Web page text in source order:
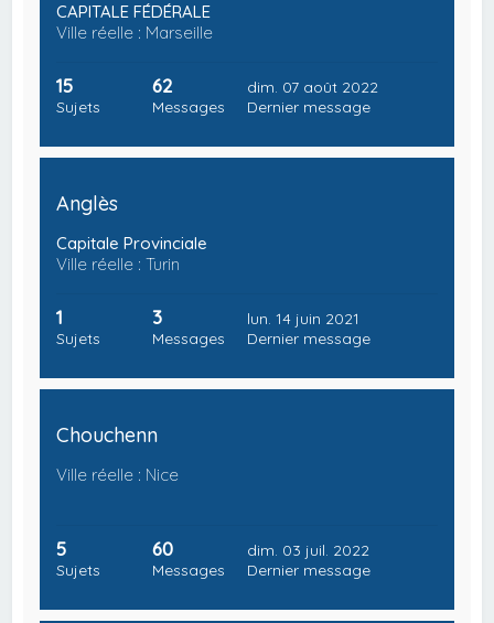
CAPITALE FÉDÉRALE
Ville réelle : Marseille
15
Sujets
62
Messages
dim. 07 août 2022
Dernier message
Anglès
Capitale Provinciale
Ville réelle : Turin
1
Sujets
3
Messages
lun. 14 juin 2021
Dernier message
Chouchenn
Ville réelle : Nice
5
Sujets
60
Messages
dim. 03 juil. 2022
Dernier message